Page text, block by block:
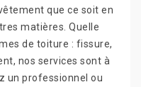
que ce soit en
matières. Quelle
de toiture : fissure,
nos services sont à
un professionnel ou